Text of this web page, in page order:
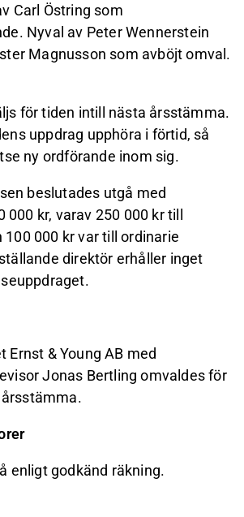
Carl Östring som
Nyval av Peter Wennerstein
Magnusson som avböjt omval.
för tiden intill nästa årsstämma.
uppdrag upphöra i förtid, så
ny ordförande inom sig.
beslutades utgå med
000 kr, varav 250 000 kr till
000 kr var till ordinarie
direktör erhåller inget
Ernst & Young AB med
Jonas Bertling omvaldes för
enligt godkänd räkning.